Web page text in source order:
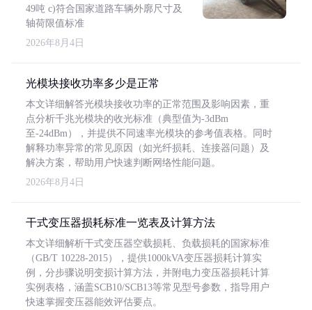
49吨 c)符合国家道路车辆外廓尺寸及
轴荷限值标准
2026年8月4日
光模块接收功率多少是正常
本文详细解答光模块接收功率的正常范围及影响因素，重
点分析千兆光模块的收光标准（典型值为-3dBm
至-24dBm），并提供不同速率光模块的参考值表格。同时
解释功率异常的常见原因（如光纤损耗、连接器问题）及
解决方案，帮助用户快速判断网络性能问题。
2026年8月4日
干式变压器损耗标准一览表及计算方法
本文详细解析干式变压器空载损耗、负载损耗的国家标准
（GB/T 10228-2015），提供1000kVA变压器损耗计算实
例，分步骤说明变损计算方法，并附电力变压器损耗计算
实例表格，涵盖SCB10/SCB13等常见型号参数，指导用户
快速掌握变压器能效评估要点。